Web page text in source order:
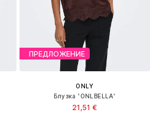
ПРЕДЛОЖЕНИЕ
ONLY
Блузка 'ONLBELLA'
21,51 €